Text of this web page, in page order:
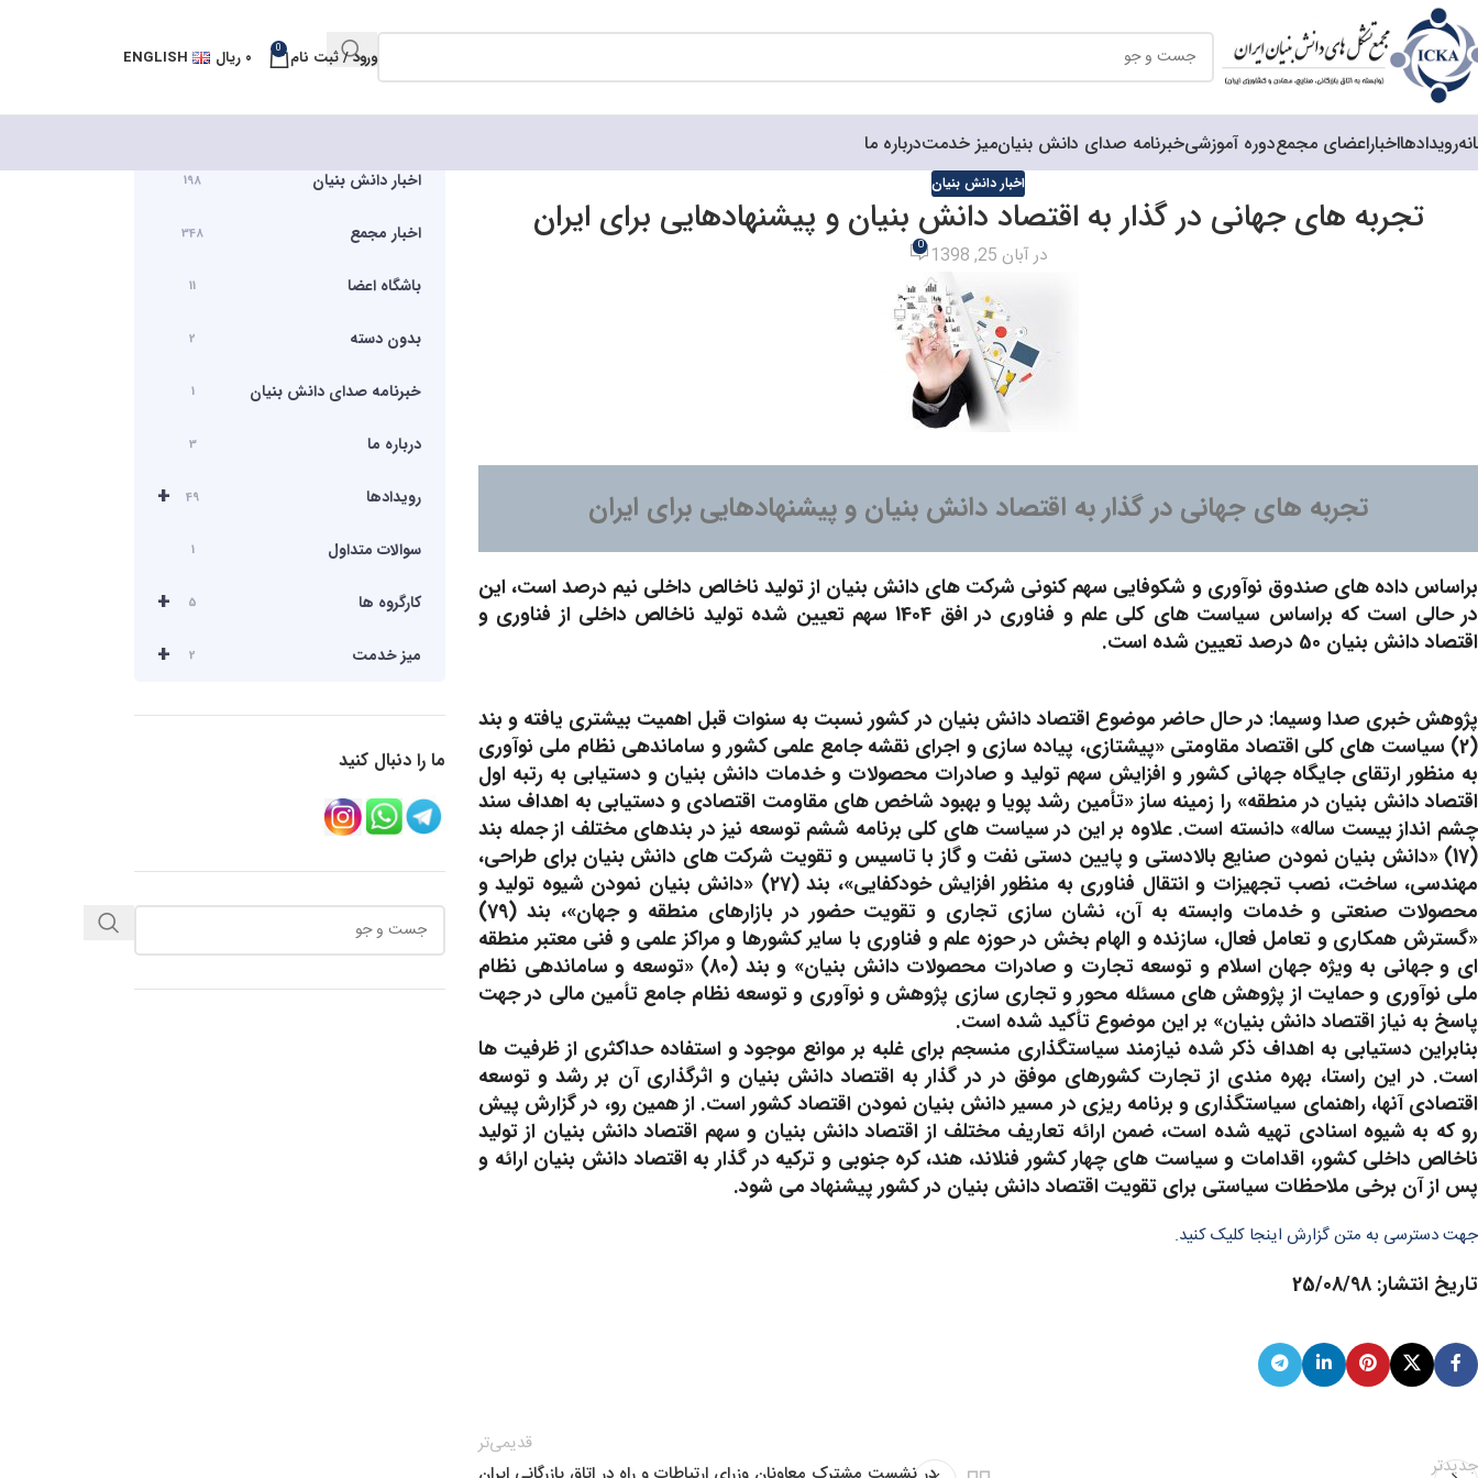
ورود / ثبت نام 0 ۰ ریال ENGLISH
رویدادهااخباراعضای مجمعدوره آموزشیخبرنامه صدای دانش بنیانمیز خدمتدرباره ما
اخبار دانش بنیان
تجربه های جهانی در گذار به اقتصاد دانش بنیان و پیشنهادهایی برای ایران
در آبان 25, 1398 0
تجربه های جهانی در گذار به اقتصاد دانش بنیان و پیشنهادهایی برای ایران
براساس داده های صندوق نوآوری و شکوفایی سهم کنونی شرکت های دانش بنیان از تولید ناخالص داخلی نیم درصد است، این
در حالی است که براساس سیاست های کلی علم و فناوری در افق 1404 سهم تعیین شده تولید ناخالص داخلی از فناوری و
اقتصاد دانش بنیان 50 درصد تعیین شده است.
پژوهش خبری صدا وسیما: در حال حاضر موضوع اقتصاد دانش بنیان در کشور نسبت به سنوات قبل اهمیت بیشتری یافته و بند
(2) سیاست های کلی اقتصاد مقاومتی «پیشتازی، پیاده سازی و اجرای نقشه جامع علمی کشور و ساماندهی نظام ملی نوآوری
به منظور ارتقای جایگاه جهانی کشور و افزایش سهم تولید و صادرات محصولات و خدمات دانش بنیان و دستیابی به رتبه اول
اقتصاد دانش بنیان در منطقه» را زمینه ساز «تأمین رشد پویا و بهبود شاخص های مقاومت اقتصادی و دستیابی به اهداف سند
چشم انداز بیست ساله» دانسته است. علاوه بر این در سیاست های کلی برنامه ششم توسعه نیز در بندهای مختلف از جمله بند
(17) «دانش بنیان نمودن صنایع بالادستی و پایین دستی نفت و گاز با تاسیس و تقویت شرکت های دانش بنیان برای طراحی،
مهندسی، ساخت، نصب تجهیزات و انتقال فناوری به منظور افزایش خودکفایی»، بند (27) «دانش بنیان نمودن شیوه تولید و
محصولات صنعتی و خدمات وابسته به آن، نشان سازی تجاری و تقویت حضور در بازارهای منطقه و جهان»، بند (79)
«گسترش همکاری و تعامل فعال، سازنده و الهام بخش در حوزه علم و فناوری با سایر کشورها و مراکز علمی و فنی معتبر منطقه
ای و جهانی به ویژه جهان اسلام و توسعه تجارت و صادرات محصولات دانش بنیان» و بند (80) «توسعه و ساماندهی نظام
ملی نوآوری و حمایت از پژوهش های مسئله محور و تجاری سازی پژوهش و نوآوری و توسعه نظام جامع تأمین مالی در جهت
پاسخ به نیاز اقتصاد دانش بنیان» بر این موضوع تأکید شده است.
بنابراین دستیابی به اهداف ذکر شده نیازمند سیاستگذاری منسجم برای غلبه بر موانع موجود و استفاده حداکثری از ظرفیت ها
است. در این راستا، بهره مندی از تجارت کشورهای موفق در در گذار به اقتصاد دانش بنیان و اثرگذاری آن بر رشد و توسعه
اقتصادی آنها، راهنمای سیاستگذاری و برنامه ریزی در مسیر دانش بنیان نمودن اقتصاد کشور است. از همین رو، در گزارش پیش
رو که به شیوه اسنادی تهیه شده است، ضمن ارائه تعاریف مختلف از اقتصاد دانش بنیان و سهم اقتصاد دانش بنیان از تولید
ناخالص داخلی کشور، اقدامات و سیاست های چهار کشور فنلاند، هند، کره جنوبی و ترکیه در گذار به اقتصاد دانش بنیان ارائه و
پس از آن برخی ملاحظات سیاستی برای تقویت اقتصاد دانش بنیان در کشور پیشنهاد می شود.
جهت دسترسی به متن گزارش اینجا کلیک کنید.
تاریخ انتشار: 25/08/98
جدیدتر
قدیمی‌تر
اخبار دانش بنیان 198
اخبار مجمع 348
باشگاه اعضا 11
بدون دسته 2
خبرنامه صدای دانش بنیان 1
درباره ما 3
+ رویدادها 49
سوالات متداول 1
+ کارگروه ها 5
+ میز خدمت 2
ما را دنبال کنید